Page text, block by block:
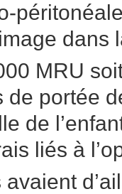
dans
MRU
de portée
de
liés à